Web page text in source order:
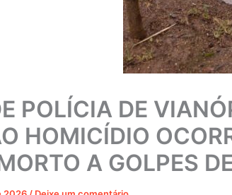
POLÍCIA DE
HOMICÍDIO
A GOLPES